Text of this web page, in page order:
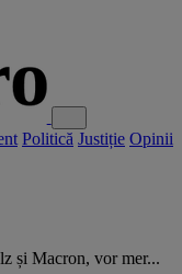
Politică Justiție Opinii
și Macron, vor mer...